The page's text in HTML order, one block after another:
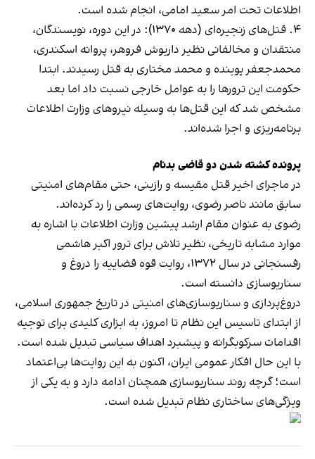
اطلاعات تحت امر سعید امامی، انجام شده است.
۴. قتل‌های زنجیره‌ای (دهه ۱۳۷۰): در این دوره، نویسندگان،
منتقدان و مخالفانی نظیر داریوش فروهر، پروانه اسکندری،
محمدجعفر پوینده و محمد مختاری به قتل رسیدند. ابتدا
حکومت این ترورها را به عوامل خارجی نسبت داد اما بعد
مشخص شد که این قتل‌ها به وسیله نیروهای وزارت اطلاعات
برنامه‌ریزی و اجرا شده‌اند.
پرونده‌ کشته شدن دو قاضی بدنام
در ماجرای اخیر قتل مقیسه و رازینی، حتی مقام‌های امنیتی
سابق مانند ناصر رضوی، روایت‌های رسمی را رد کرده‌اند.
رضوی به عنوان مقام ارشد پیشین وزارت اطلاعات با اشاره به
موارد مشابه تاریخی، نظیر تلاش برای ترور اکبر هاشمی
رفسنجانی در سال ۱۳۷۲، روایت قوه قضاییه را دروغ و
سناریوسازی دانسته است.
دروغ‌پردازی و سناریوسازی‌های امنیتی در تاریخ جمهوری اسلامی،
از ابتدای تاسیس این نظام تا امروز، به ابزاری کلیدی برای توجیه
اقدامات سرکوبگرانه و پیشبرد اهداف سیاسی تبدیل شده است.
با این حال افکار عمومی ایران، اکنون به این روایت‌ها بی‌اعتماد
است؛ گرچه روند سناریوسازی همچنان ادامه دارد و به یکی از
ویژگی‌های ساختاری نظام تبدیل شده است.